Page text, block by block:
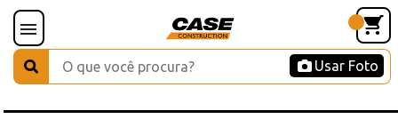
Usar Foto